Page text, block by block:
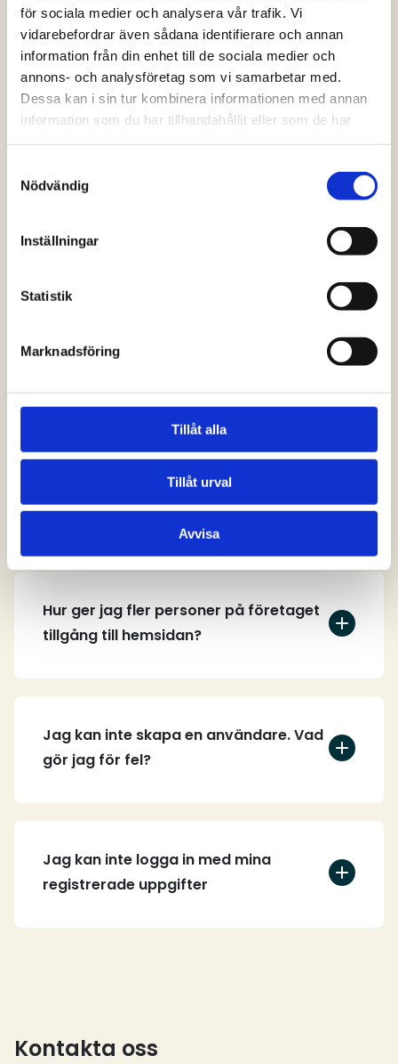
för sociala medier och analysera vår trafik. Vi
vidarebefordrar även sådana identifierare och annan
information från din enhet till de sociala medier och
annons- och analysföretag som vi samarbetar med.
Dessa kan i sin tur kombinera informationen med annan
information som du har tillhandahållit eller som de har
Nödvändig
Inställningar
Statistik
Marknadsföring
Tillåt alla
Tillåt urval
Avvisa
Logga in
Vanliga frågor och
hemsidan?
Hur skapar jag ett användarkonto?
Hur ger jag fler personer på företaget
tillgång till hemsidan?
Jag kan inte skapa en användare. Vad
gör jag för fel?
Jag kan inte logga in med mina
registrerade uppgifter
Kontakta oss